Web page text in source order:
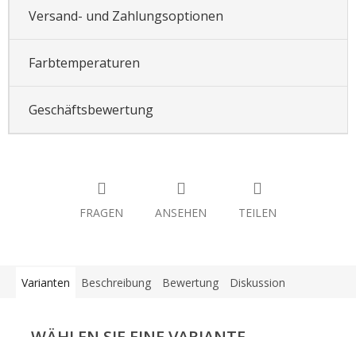
Versand- und Zahlungsoptionen
Farbtemperaturen
Geschäftsbewertung
FRAGEN ANSEHEN TEILEN
Varianten Beschreibung Bewertung Diskussion